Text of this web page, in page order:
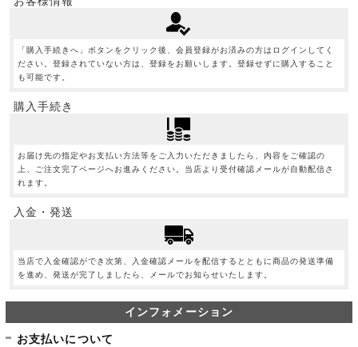
「購入手続きへ」ボタンをクリック後、会員登録がお済みの方はログインしてく
ださい。登録されていない方は、登録をお願いします。登録せずに購入すること
も可能です。
購入手続き
お届け先の指定やお支払い方法等をご入力いただきましたら、内容をご確認の
上、ご注文完了ページへお進みください。当店より受付確認メールが自動配信さ
れます。
入金・発送
当店で入金確認ができ次第、入金確認メールを配信するとともに商品の発送準備
を進め、発送が完了しましたら、メールでお知らせいたします。
インフォメーション
お支払いについて